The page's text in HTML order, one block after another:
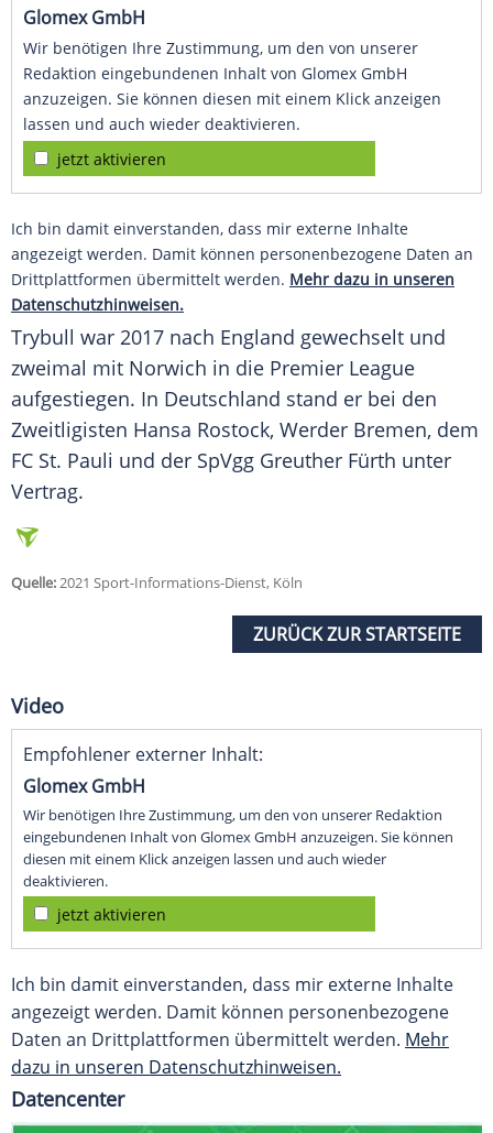
Glomex GmbH
Wir benötigen Ihre Zustimmung, um den von unserer
Redaktion eingebundenen Inhalt von Glomex GmbH
anzuzeigen. Sie können diesen mit einem Klick anzeigen
lassen und auch wieder deaktivieren.
jetzt aktivieren
Ich bin damit einverstanden, dass mir externe Inhalte
angezeigt werden. Damit können personenbezogene Daten an
Drittplattformen übermittelt werden. Mehr dazu in unseren
Datenschutzhinweisen.
Trybull war 2017 nach England gewechselt und
zweimal mit Norwich in die Premier League
aufgestiegen. In Deutschland stand er bei den
Zweitligisten Hansa Rostock, Werder Bremen, dem
FC St. Pauli und der SpVgg Greuther Fürth unter
Vertrag.
Quelle:2021 Sport-Informations-Dienst, Köln
ZURÜCK ZUR STARTSEITE
Video
Empfohlener externer Inhalt:
Glomex GmbH
Wir benötigen Ihre Zustimmung, um den von unserer Redaktion
eingebundenen Inhalt von Glomex GmbH anzuzeigen. Sie können
diesen mit einem Klick anzeigen lassen und auch wieder
deaktivieren.
jetzt aktivieren
Ich bin damit einverstanden, dass mir externe Inhalte
angezeigt werden. Damit können personenbezogene
Daten an Drittplattformen übermittelt werden. Mehr
dazu in unseren Datenschutzhinweisen.
Datencenter